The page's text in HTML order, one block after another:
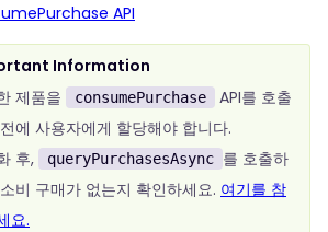
API
Information
제품을
consumePurchase
API를 호출
에 사용자에게 할당해야 합니다.
후,
queryPurchasesAsync 를 호출하
비 구매가 없는지 확인하세요. 여기를 참
요.